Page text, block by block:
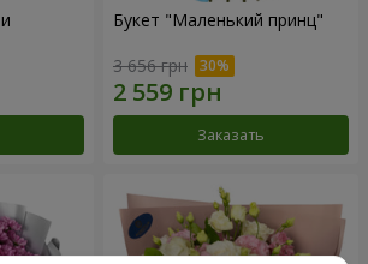
Букет "Маленький принц"
3 656 грн
Заказать